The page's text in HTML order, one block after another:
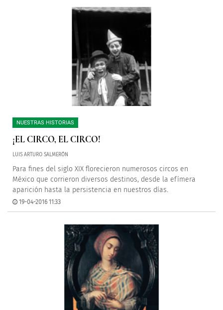
NUESTRAS HISTORIAS
¡EL CIRCO, EL CIRCO!
LUIS ARTURO SALMERÓN
Para fines del siglo XIX florecieron numerosos circos en
México que corrieron diversos destinos, desde la efímera
aparición hasta la persistencia en nuestros días.
19-04-2016 11:33